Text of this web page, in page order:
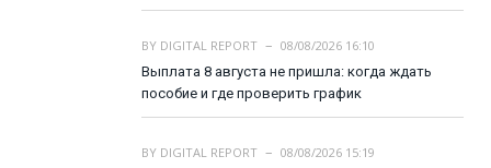
BY DIGITAL REPORT
08/08/2026 16:10
Выплата 8 августа не пришла: когда ждать
пособие и где проверить график
BY DIGITAL REPORT
08/08/2026 15:19